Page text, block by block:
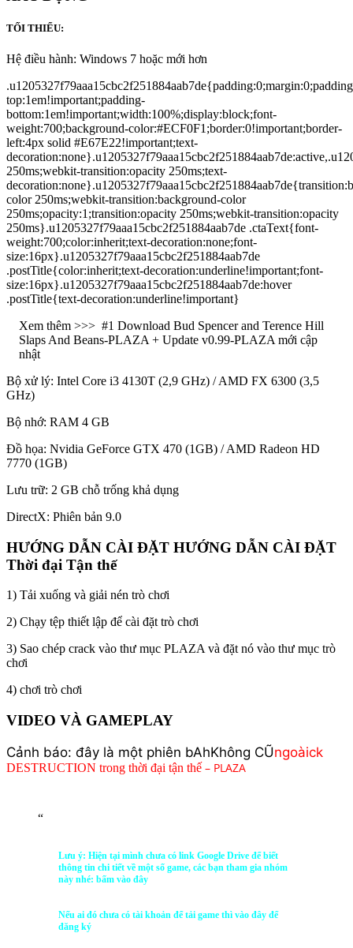
TỐI THIỂU:
Hệ điều hành: Windows 7 hoặc mới hơn
top:1em!important;padding-
bottom:1em!important;width:100%;display:block;font-
weight:700;background-color:#ECF0F1;border:0!important;border-
left:4px solid #E67E22!important;text-
250ms;webkit-transition:opacity 250ms;text-
color 250ms;webkit-transition:background-color
250ms;opacity:1;transition:opacity 250ms;webkit-transition:opacity
250ms}.u1205327f79aaa15cbc2f251884aab7de .ctaText{font-
weight:700;color:inherit;text-decoration:none;font-
size:16px}.u1205327f79aaa15cbc2f251884aab7de
.postTitle{color:inherit;text-decoration:underline!important;font-
size:16px}.u1205327f79aaa15cbc2f251884aab7de:hover
.postTitle{text-decoration:underline!important}
Xem thêm >>> #1 Download Bud Spencer and Terence Hill
Slaps And Beans-PLAZA + Update v0.99-PLAZA mới cập
nhật
Bộ xử lý: Intel Core i3 4130T (2,9 GHz) / AMD FX 6300 (3,5
GHz)
Bộ nhớ: RAM 4 GB
Đồ họa: Nvidia GeForce GTX 470 (1GB) / AMD Radeon HD
7770 (1GB)
Lưu trữ: 2 GB chỗ trống khả dụng
DirectX: Phiên bản 9.0
HƯỚNG DẪN CÀI ĐẶT HƯỚNG DẪN CÀI ĐẶT
Thời đại Tận thế
1) Tải xuống và giải nén trò chơi
2) Chạy tệp thiết lập để cài đặt trò chơi
3) Sao chép crack vào thư mục PLAZA và đặt nó vào thư mục trò
chơi
4) chơi trò chơi
VIDEO VÀ GAMEPLAY
Cảnh báo: đây là một phiên bAhKhông CŨngoàick
DESTRUCTION trong thời đại tận thế– PLAZA
“
Lưu ý: Hiện tại mình chưa có link Google Drive để biết
thông tin chi tiết về một số game, các bạn tham gia nhóm
này nhé: bấm vào đây
Nếu ai đó chưa có tài khoản để tải game thì vào đây để
đăng ký